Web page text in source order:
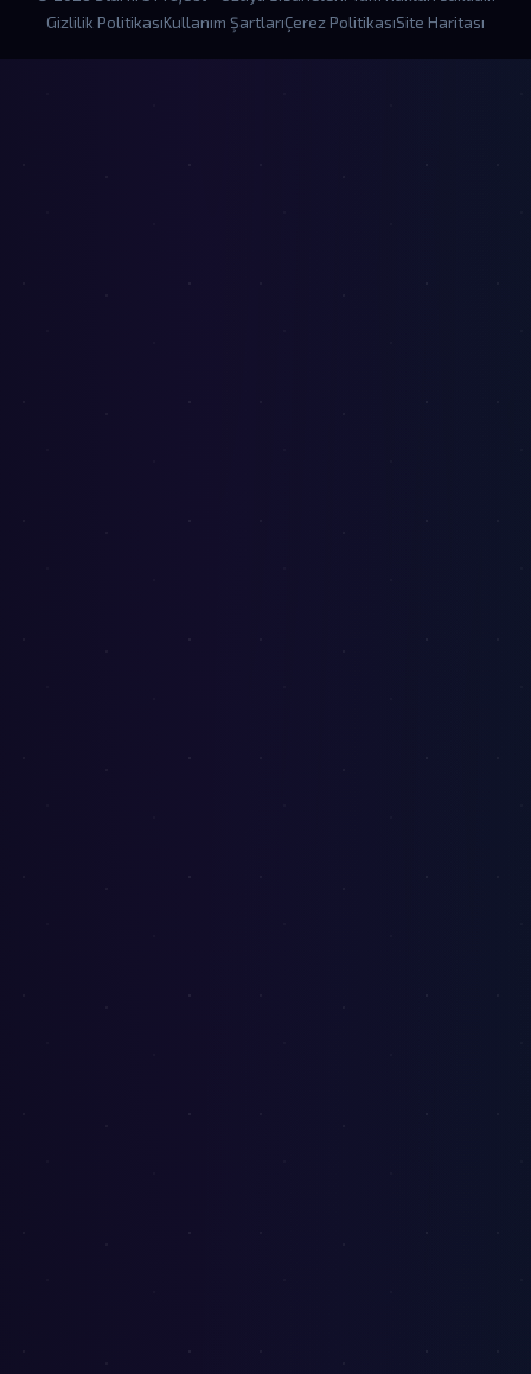
Gizlilik PolitikasıKullanım ŞartlarıÇerez PolitikasıSite Haritası